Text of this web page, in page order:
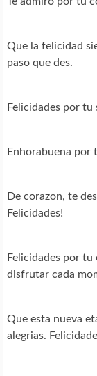
Que la felicidad
paso que des.
Felicidades por tu
Enhorabuena por
De corazon, te
Felicidades!
Felicidades por
disfrutar cada
Que esta nueva
alegrias.